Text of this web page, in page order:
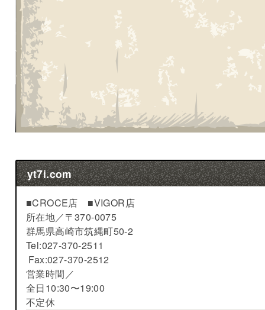
yt7i.com
■CROCE店 ■VIGOR店
所在地／〒370-0075
群馬県高崎市筑縄町50-2
Tel:027-370-2511
Fax:027-370-2512
営業時間／
全日10:30〜19:00
不定休